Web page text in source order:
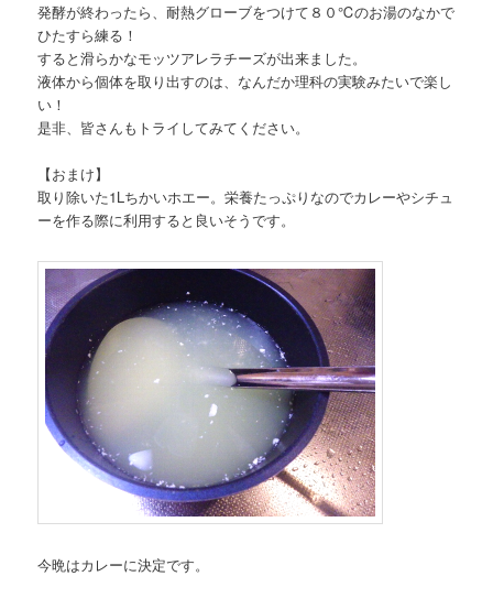
発酵が終わったら、耐熱グローブをつけて８０℃のお湯のなかで
ひたすら練る！
すると滑らかなモッツアレラチーズが出来ました。
液体から個体を取り出すのは、なんだか理科の実験みたいで楽し
い！
是非、皆さんもトライしてみてください。
【おまけ】
取り除いた1Lちかいホエー。栄養たっぷりなのでカレーやシチュ
ーを作る際に利用すると良いそうです。
今晩はカレーに決定です。